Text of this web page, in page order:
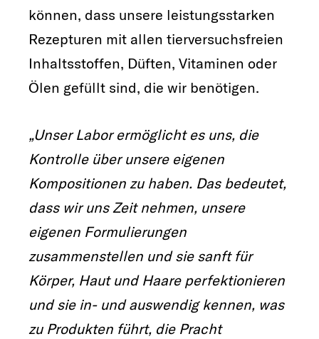
können, dass unsere leistungsstarken
Rezepturen mit allen tierversuchsfreien
Inhaltsstoffen, Düften, Vitaminen oder
Ölen gefüllt sind, die wir benötigen.
„Unser Labor ermöglicht es uns, die
Kontrolle über unsere eigenen
Kompositionen zu haben. Das bedeutet,
dass wir uns Zeit nehmen, unsere
eigenen Formulierungen
zusammenstellen und sie sanft für
Körper, Haut und Haare perfektionieren
und sie in- und auswendig kennen, was
zu Produkten führt, die Pracht